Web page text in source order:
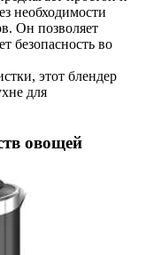
необходимости
Он позволяет
безопасность во
этот блендер
для
овощей